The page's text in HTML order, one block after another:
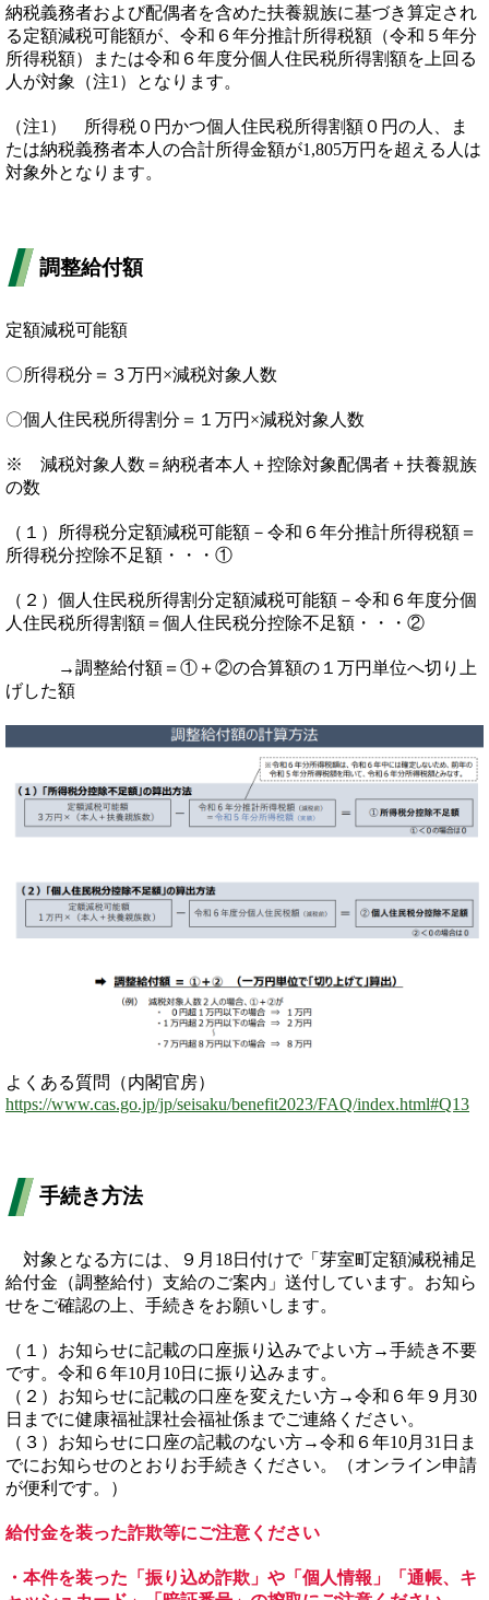
納税義務者および配偶者を含めた扶養親族に基づき算定され
る定額減税可能額が、令和６年分推計所得税額（令和５年分
所得税額）または令和６年度分個人住民税所得割額を上回る
人が対象（注1）となります。
（注1） 所得税０円かつ個人住民税所得割額０円の人、ま
たは納税義務者本人の合計所得金額が1,805万円を超える人は
対象外となります。
調整給付額
定額減税可能額
〇所得税分＝３万円×減税対象人数
〇個人住民税所得割分＝１万円×減税対象人数
※ 減税対象人数＝納税者本人＋控除対象配偶者＋扶養親族
の数
（１）所得税分定額減税可能額－令和６年分推計所得税額＝
所得税分控除不足額・・・①
（２）個人住民税所得割分定額減税可能額－令和６年度分個
人住民税所得割額＝個人住民税分控除不足額・・・②
→調整給付額＝①＋②の合算額の１万円単位へ切り上
げした額
よくある質問（内閣官房）
https://www.cas.go.jp/jp/seisaku/benefit2023/FAQ/index.html#Q13
手続き方法
対象となる方には、９月18日付けで「芽室町定額減税補足
給付金（調整給付）支給のご案内」送付しています。お知ら
せをご確認の上、手続きをお願いします。
（１）お知らせに記載の口座振り込みでよい方→手続き不要
です。令和６年10月10日に振り込みます。
（２）お知らせに記載の口座を変えたい方→令和６年９月30
日までに健康福祉課社会福祉係までご連絡ください。
（３）お知らせに口座の記載のない方→令和６年10月31日ま
でにお知らせのとおりお手続きください。（オンライン申請
が便利です。）
給付金を装った詐欺等にご注意ください
・本件を装った「振り込め詐欺」や「個人情報」「通帳、キ